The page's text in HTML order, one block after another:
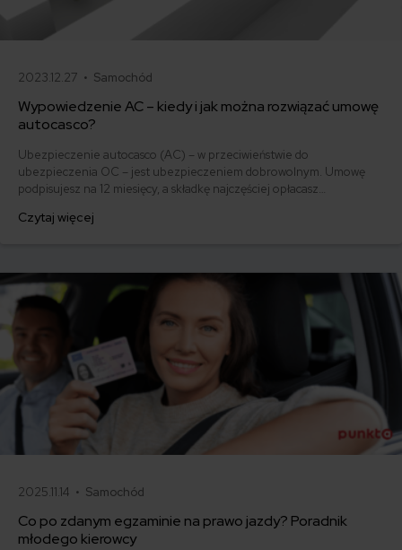
2023.12.27 • Samochód
Wypowiedzenie AC – kiedy i jak można rozwiązać umowę
autocasco?
Ubezpieczenie autocasco (AC) – w przeciwieństwie do
ubezpieczenia OC – jest ubezpieczeniem dobrowolnym. Umowę
podpisujesz na 12 miesięcy, a składkę najczęściej opłacasz
ofertę lub zdecydowałeś się sprzedać samochód w trakcie trwania
Czytaj więcej
2025.11.14 • Samochód
Co po zdanym egzaminie na prawo jazdy? Poradnik
młodego kierowcy